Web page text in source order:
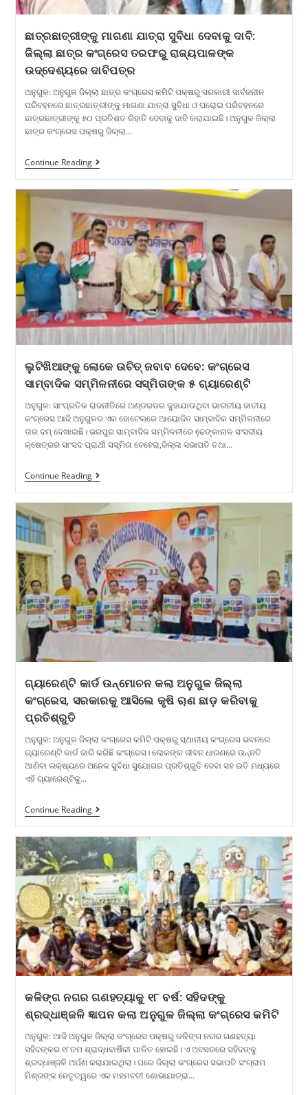
ଛାତ୍ରଛାତ୍ରୀଙ୍କୁ ମାଗଣା ଯାତ୍ରା ସୁବିଧା ଦେବାକୁ ଦାବି:
ଜିଲ୍ଲା ଛାତ୍ର କଂଗ୍ରେସ ତରଫରୁ ରାଜ୍ୟପାଳଙ୍କ
ଉଦ୍ଦେଶ୍ୟରେ ଦାବିପତ୍ର
ଅନୁଗୁଳ: ଅନୁଗୁଳ ଜିଲ୍ଲା ଛାତ୍ର କଂଗ୍ରେସ କମିଟି ପକ୍ଷରୁ ସରକାରୀ ସାର୍ବଜନୀନ
ପରିବହନରେ ଛାତ୍ରଛାତ୍ରୀଙ୍କୁ ମାଗଣା ଯାତ୍ରା ସୁବିଧା ଓ ଘରୋଇ ପରିବହନରେ
ଛାତ୍ରଛାତ୍ରୀଙ୍କୁ ୫୦ ପ୍ରତିଶତ ରିହାତି ଦେବାକୁ ଦାବି କରାଯାଇଛି। ଅନୁଗୁଳ ଜିଲ୍ଲା
ଛାତ୍ର କଂଗ୍ରେସ ପକ୍ଷରୁ ଜିଲ୍ଲା…
Continue Reading
ଲୁଟିଖିଆଙ୍କୁ ଲୋକେ ଉଚିତ୍ ଜବାବ ଦେବେ: କଂଗ୍ରେସ
ସାମ୍ବାଦିକ ସମ୍ମିଳନୀରେ ସସ୍ମିତାଙ୍କ ୫ ଗ୍ୟାରେଣ୍ଟି
ଅନୁଗୁଳ: ସାଂପ୍ରତିକ ରାଜନୀତିରେ ଅଣ୍ଡରଡଗ କୁହାଯାଉଥିବା ଭାରତୀୟ ଜାତୀୟ
କଂଗ୍ରେସ ଆଜି ଅନୁଗୁଳର ଏକ ହୋଟେଲରେ ଆୟୋଜିତ ସାମ୍ବାଦିକ ସମ୍ମିଳନୀରେ
ତାର ଦମ୍ ଦେଖାଇଛି। ଭରପୁର ସାମ୍ବାଦିକ ସମ୍ମିଳନୀରେ ଢେ଼ଙ୍କାନାଳ ସଂସଦୀୟ
କ୍ଷେତ୍ରର ସାଂସଦ ପ୍ରାର୍ଥୀ ସସ୍ମିତା ବେହେରା,ଜିଲ୍ଲା ସଭାପତି ତଥା…
Continue Reading
ଗ୍ୟାରେଣ୍ଟି କାର୍ଡ ଉନ୍ମୋଚନ କଲା ଅନୁଗୁଳ ଜିଲ୍ଲା
କଂଗ୍ରେସ, ସରକାରକୁ ଆସିଲେ କୃଷି ୠଣ ଛାଡ଼ କରିବାକୁ
ପ୍ରତିଶ୍ରୁତି
ଅନୁଗୁଳ: ଅନୁଗୁଳ ଜିଲ୍ଲା କଂଗ୍ରେସ କମିଟି ପକ୍ଷରୁ ସ୍ଥାନୀୟ କଂଗ୍ରେସ ଭବନରେ
ଗ୍ୟାରେଣ୍ଟି କାର୍ଡ ଜାରି କରିଛି କଂଗ୍ରେସ। ଲୋକଙ୍କ ଜୀବନ ଧାରଣରେ ଉନ୍ନତି
ଆଣିବା ଲକ୍ଷ୍ୟରେ ଅନେକ ସୁବିଧା ସୁଯୋଗର ପ୍ରତିଶ୍ରୁତି ଦେବା ସହ ଇତି ମଧ୍ୟରେ
ଏହି ଗ୍ୟାରେଣ୍ଟିକୁ…
Continue Reading
କଳିଙ୍ଗ ନଗର ଗଣହତ୍ୟାକୁ ୧୮ ବର୍ଷ: ସହିଦଙ୍କୁ
ଶ୍ରଦ୍ଧାଞ୍ଜଳି ଜ୍ଞାପନ କଲା ଅନୁଗୁଳ ଜିଲ୍ଲା କଂଗ୍ରେସ କମିଟି
ଅନୁଗୁଳ: ଆଜି ଅନୁଗୁଳ ଜିଲ୍ଲା କଂଗ୍ରେସ ପକ୍ଷରୁ କଳିଙ୍ଗ ନଗର ଗଣହତ୍ୟା
ସହିଦଙ୍କର ୧୮ତମ ଶ୍ରାଦ୍ଧବାର୍ଷିକୀ ପାଳିତ ହୋଇଛି। ଏ ଅବସରରେ ସହିଦଙ୍କୁ
ଶ୍ରଦ୍ଧାଞ୍ଜଳି ଅର୍ପଣ କରାଯାଇଥିଲା। ପରେ ଜିଲ୍ଲା କଂଗ୍ରେସ ସଭାପତି ସଂଗ୍ରାମ
ମିଶ୍ରଙ୍କ ନେତୃତ୍ୱରେ ଏକ ମହମବତୀ ଶୋଭାଯାତ୍ରା…